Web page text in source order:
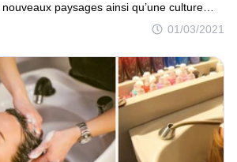
01/03/2021
paysages ainsi qu’une culture
que tu interagis avec d’autres
te fait apprendre de nouvelles choses.